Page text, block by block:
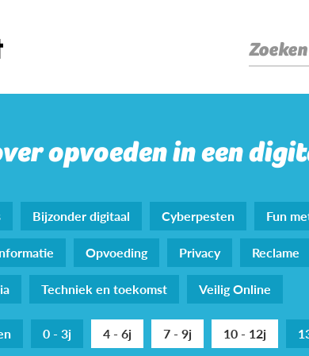
Zoeken
opvoeden in een
Bijzonder digitaal Cyberpesten Fun
Opvoeding Privacy Reclame
Techniek en toekomst Veilig Online
0 - 3j 4 - 6j 7 - 9j 10 - 12j